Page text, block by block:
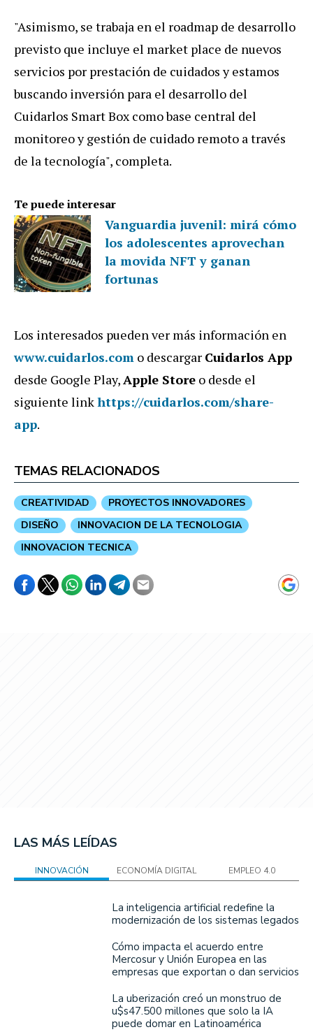
"Asimismo, se trabaja en el roadmap de desarrollo
previsto que incluye el market place de nuevos
servicios por prestación de cuidados y estamos
buscando inversión para el desarrollo del
Cuidarlos Smart Box como base central del
monitoreo y gestión de cuidado remoto a través
de la tecnología", completa.
Te puede interesar
Vanguardia juvenil: mirá cómo
los adolescentes aprovechan
la movida NFT y ganan
fortunas
Los interesados pueden ver más información en
www.cuidarlos.com o descargar Cuidarlos App
desde Google Play,Apple Store o desde el
siguiente linkhttps://cuidarlos.com/share-
app.
TEMAS RELACIONADOS
CREATIVIDAD
PROYECTOS INNOVADORES
DISEÑO
INNOVACION DE LA TECNOLOGIA
INNOVACION TECNICA
LAS MÁS LEÍDAS
INNOVACIÓN ECONOMÍA DIGITAL EMPLEO 4.0
La inteligencia artificial redefine la
modernización de los sistemas legados
Cómo impacta el acuerdo entre
Mercosur y Unión Europea en las
empresas que exportan o dan servicios
La uberización creó un monstruo de
u$s47.500 millones que solo la IA
puede domar en Latinoamérica